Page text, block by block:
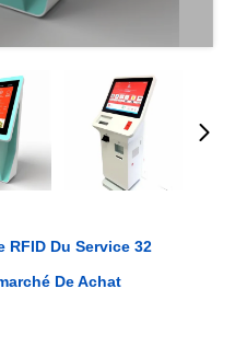
Du Service 32
De Achat